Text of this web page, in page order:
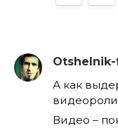
А как
Видео –